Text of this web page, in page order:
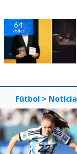
64
visitas
Fútbol > Noticia